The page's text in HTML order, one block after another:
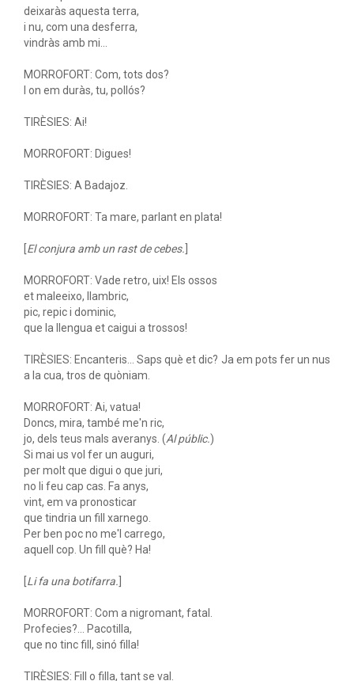
deixaràs aquesta terra,
i nu, com una desferra,
vindràs amb mi...
MORROFORT: Com, tots dos?
I on em duràs, tu, pollós?
TIRÈSIES: Ai!
MORROFORT: Digues!
TIRÈSIES: A Badajoz.
MORROFORT: Ta mare, parlant en plata!
El conjura amb un rast de cebes.
MORROFORT: Vade retro, uix! Els ossos
et maleeixo, llambric,
pic, repic i dominic,
que la llengua et caigui a trossos!
TIRÈSIES: Encanteris... Saps què et dic? Ja em pots fer un nus
a la cua, tros de quòniam.
MORROFORT: Ai, vatua!
Doncs, mira, també me'n ric,
jo, dels teus mals averanys. (Al públic.)
Si mai us vol fer un auguri,
per molt que digui o que juri,
no li feu cap cas. Fa anys,
vint, em va pronosticar
que tindria un fill xarnego.
Per ben poc no me'l carrego,
aquell cop. Un fill què? Ha!
Li fa una botifarra.
MORROFORT: Com a nigromant, fatal.
Profecies?... Pacotilla,
que no tinc fill, sinó filla!
TIRÈSIES: Fill o filla, tant se val.